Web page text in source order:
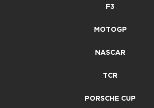
F3
MOTOGP
NASCAR
TCR
PORSCHE CUP